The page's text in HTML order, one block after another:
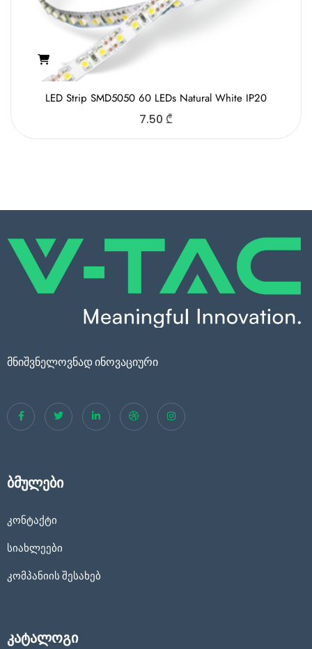
LED Strip SMD5050 60 LEDs Natural White IP20
7.50 ₾
მნიშვნელოვნად ინოვაციური
ბმულები
კონტაქტი
სიახლეები
კომპანიის შესახებ
კატალოგი